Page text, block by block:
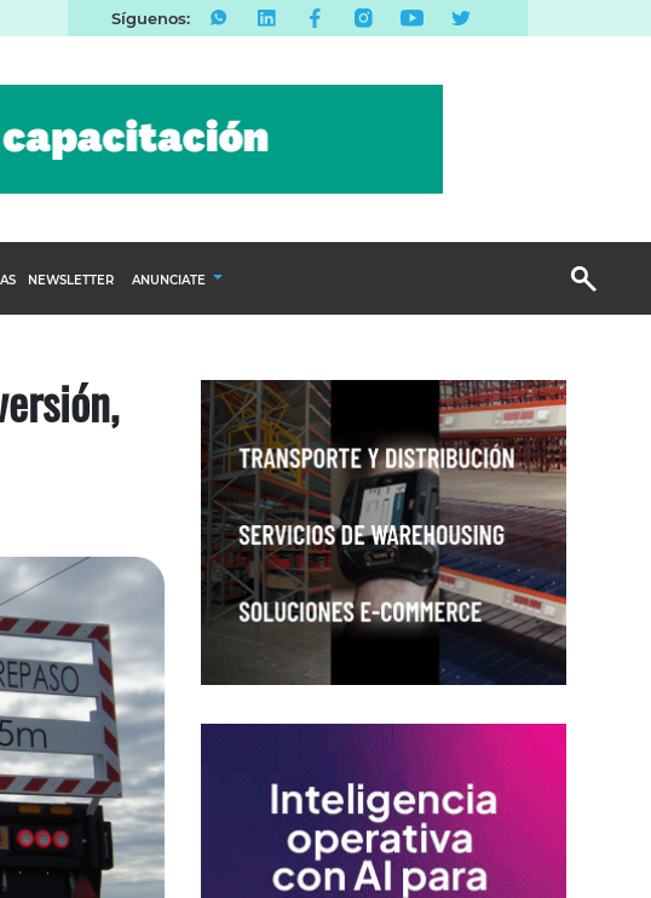
Síguenos:
NEWSLETTER ANUNCIATE
Email Marketing
Branded Content
Publicidad Revista